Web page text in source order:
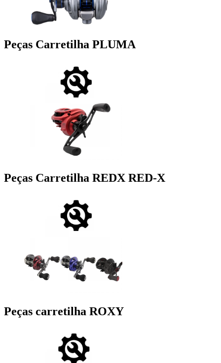
Peças Carretilha PLUMA
Peças Carretilha REDX RED-X
Peças carretilha ROXY